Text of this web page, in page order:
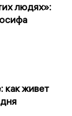
людях»:
как живет